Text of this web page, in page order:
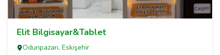
Elit Bilgisayar&Tablet
Odunpazarı, Eskişehir